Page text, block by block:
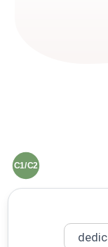
C1/C2